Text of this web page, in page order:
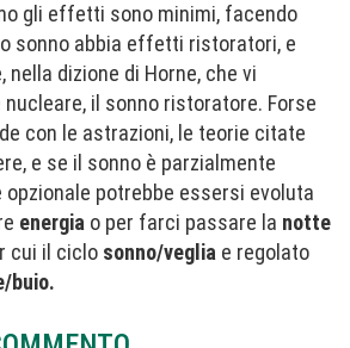
gli effetti sono minimi, facendo
sonno abbia effetti ristoratori, e
nella dizione di Horne, che vi
il sonno ristoratore. Forse
con le astrazioni, le teorie citate
e se il sonno è parzialmente
potrebbe essersi evoluta
energia o per farci passare la notte
cui il ciclo sonno/veglia e regolato
buio.